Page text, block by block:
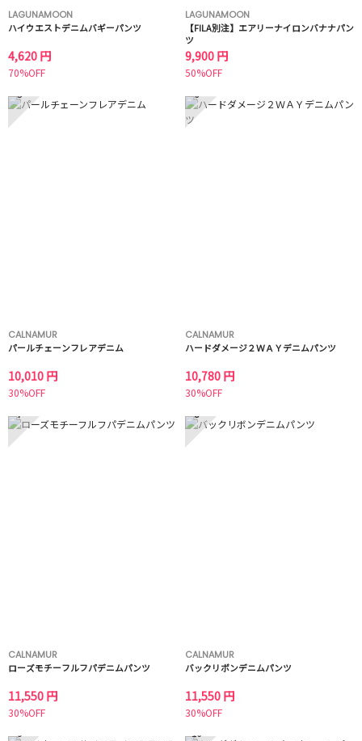
LAGUNAMOON
ハイウエストデニムバギーパンツ
4,620 円
70%OFF
LAGUNAMOON
【FILA別注】エアリーナイロンバナナパン
ツ
9,900 円
50%OFF
5
CALNAMUR
パールチェーンフレアデニム
10,010 円
30%OFF
6
CALNAMUR
ハードダメージ２ＷＡＹデニムパンツ
10,780 円
30%OFF
7
CALNAMUR
ローズモチーフルフパデニムパンツ
11,550 円
30%OFF
8
CALNAMUR
バックリボンデニムパンツ
11,550 円
30%OFF
9 10